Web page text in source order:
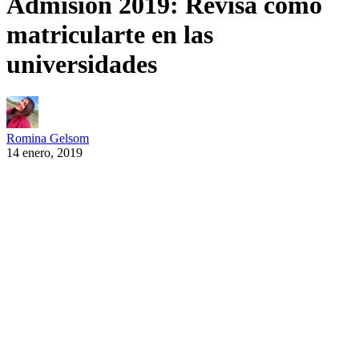
matricularte en las
universidades
Romina Gelsom
14 enero, 2019